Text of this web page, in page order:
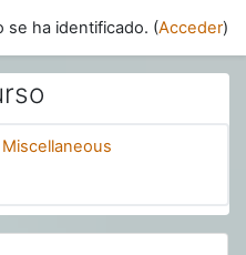
se ha identificado. (Acceder)
Miscellaneous